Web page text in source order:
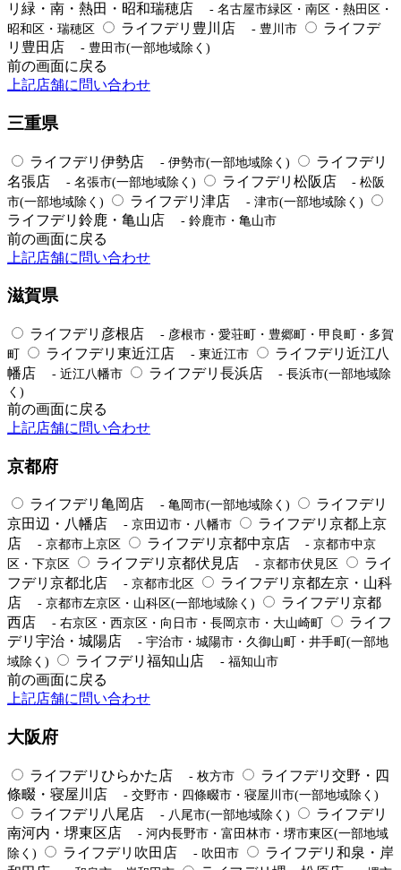
リ緑・南・熱田・昭和瑞穂店
- 名古屋市緑区・南区・熱田区・
昭和区・瑞穂区
ライフデリ豊川店 - 豊川市
ライフデ
リ豊田店
- 豊田市(一部地域除く)
前の画面に戻る
上記店舗に問い合わせ
三重県
ライフデリ伊勢店 - 伊勢市(一部地域除く)
ライフデリ
名張店
- 名張市(一部地域除く) ライフデリ松阪店
- 松阪
市(一部地域除く)
ライフデリ津店 - 津市(一部地域除く)
ライフデリ鈴鹿・亀山店 - 鈴鹿市・亀山市
前の画面に戻る
上記店舗に問い合わせ
滋賀県
ライフデリ彦根店
- 彦根市・愛荘町・豊郷町・甲良町・多賀
町
ライフデリ東近江店 - 東近江市
ライフデリ近江八
幡店
- 近江八幡市 ライフデリ長浜店
- 長浜市(一部地域除
く)
前の画面に戻る
上記店舗に問い合わせ
京都府
ライフデリ亀岡店 - 亀岡市(一部地域除く)
ライフデリ
京田辺・八幡店
- 京田辺市・八幡市
ライフデリ京都上京
店
- 京都市上京区 ライフデリ京都中京店
- 京都市中京
区・下京区
ライフデリ京都伏見店 - 京都市伏見区
ライ
フデリ京都北店
- 京都市北区
ライフデリ京都左京・山科
店
- 京都市左京区・山科区(一部地域除く)
ライフデリ京都
西店
- 右京区・西京区・向日市・長岡京市・大山崎町
ライフ
デリ宇治・城陽店
- 宇治市・城陽市・久御山町・井手町(一部地
域除く)
ライフデリ福知山店 - 福知山市
前の画面に戻る
上記店舗に問い合わせ
大阪府
ライフデリひらかた店 - 枚方市
ライフデリ交野・四
條畷・寝屋川店
- 交野市・四條畷市・寝屋川市(一部地域除く)
ライフデリ八尾店 - 八尾市(一部地域除く)
ライフデリ
南河内・堺東区店
- 河内長野市・富田林市・堺市東区(一部地域
除く)
ライフデリ吹田店 - 吹田市
ライフデリ和泉・岸